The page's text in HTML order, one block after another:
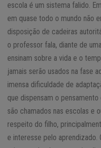
escola é um sistema falido.
em quase todo o mundo não
disposição de cadeiras
o professor fala, diante de
ensinam sobre a vida e o
jamais serão usados na fase
imensa dificuldade de
que dispensam o
são chamados nas escolas e
respeito do filho,
e interesse pelo aprendizado.